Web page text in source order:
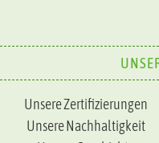
Unsere Zertifizierungen
Unsere Nachhaltigkeit